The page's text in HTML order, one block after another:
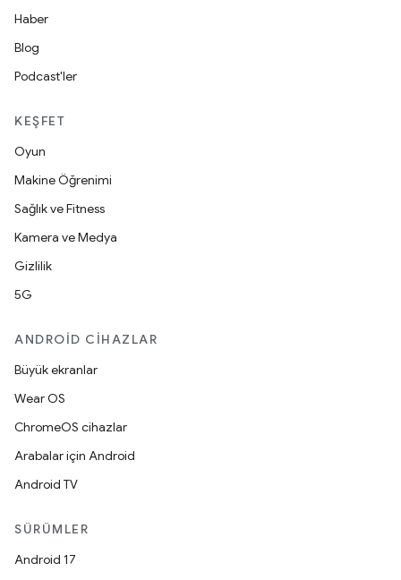
Haber
Blog
Podcast'ler
KEŞFET
Oyun
Makine Öğrenimi
Sağlık ve Fitness
Kamera ve Medya
Gizlilik
5G
ANDROID CIHAZLAR
Büyük ekranlar
Wear OS
ChromeOS cihazlar
Arabalar için Android
Android TV
SÜRÜMLER
Android 17